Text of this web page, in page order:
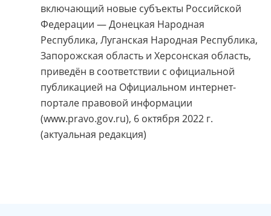
включающий новые субъекты Российской
Федерации — Донецкая Народная
Республика, Луганская Народная Республика,
Запорожская область и Херсонская область,
приведён в соответствии с официальной
публикацией на Официальном интернет-
портале правовой информации
(www.pravo.gov.ru), 6 октября 2022 г.
(актуальная редакция)